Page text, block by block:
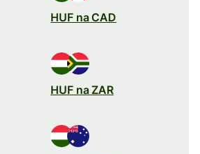
HUF na CAD
HUF na ZAR